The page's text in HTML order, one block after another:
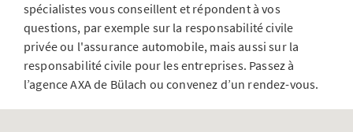
spécialistes vous conseillent et répondent à vos
questions, par exemple sur la responsabilité civile
privée ou l'assurance automobile, mais aussi sur la
responsabilité civile pour les entreprises. Passez à
l’agence AXA de Bülach ou convenez d’un rendez-vous.